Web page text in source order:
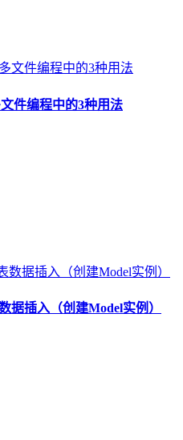
件编程中的3种用法
据插入（创建Model实例）